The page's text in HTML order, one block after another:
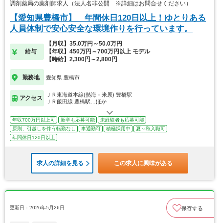
調剤薬局の薬剤師求人（法人名非公開 ※詳細はお問合せください）
【愛知県豊橋市】 年間休日120日以上！ゆとりある
人員体制で安心安全な環境作りを行っています。
給与
【月収】35.0万円～50.0万円
【年収】450万円～700万円以上 モデル
【時給】2,300円～2,800円
勤務地 愛知県 豊橋市
アクセス
ＪＲ東海道本線(熱海－米原) 豊橋駅
ＪＲ飯田線 豊橋駅…ほか
年収700万円以上可 新卒も応募可能
未経験者も応募可能
原則、引越しを伴う転勤なし
車通勤可 積極採用中
夏～秋入職可
年間休日120日以上
求人の詳細を見る この求人に興味がある
更新日：2026年5月26日 保存する